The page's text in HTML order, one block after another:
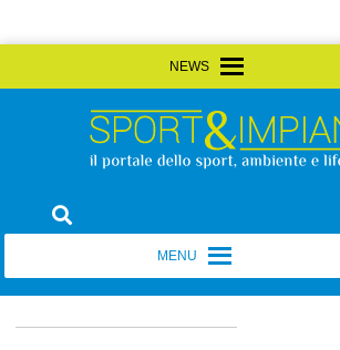
to
Sport&Impianti